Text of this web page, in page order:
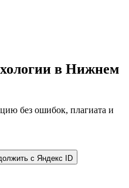
в Нижнем
без ошибок, плагиата и
с Яндекс ID